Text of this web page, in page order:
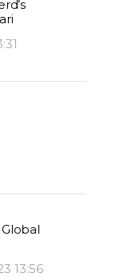
13:56